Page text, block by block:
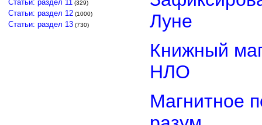
Статьи: раздел 11 (329)
Статьи: раздел 12 (1000)
Статьи: раздел 13 (730)
Луне
Книжный
НЛО
Магнитное